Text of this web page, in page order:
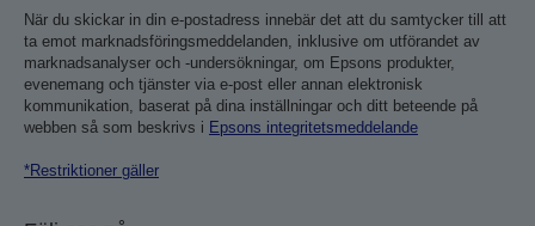
När du skickar in din e-postadress innebär det att du samtycker till att
ta emot marknadsföringsmeddelanden, inklusive om utförandet av
marknadsanalyser och -undersökningar, om Epsons produkter,
evenemang och tjänster via e-post eller annan elektronisk
kommunikation, baserat på dina inställningar och ditt beteende på
webben så som beskrivs i Epsons integritetsmeddelande
*Restriktioner gäller